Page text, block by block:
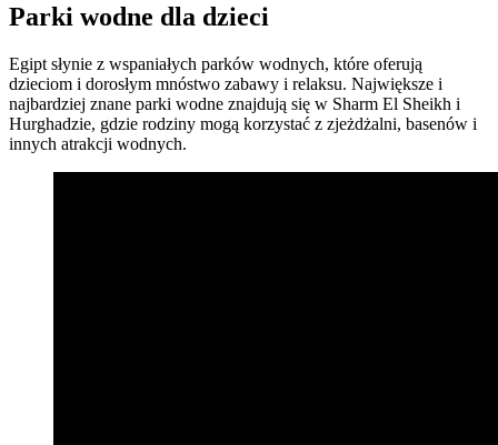
Parki wodne dla dzieci
Egipt słynie z wspaniałych parków wodnych, które oferują
dzieciom i dorosłym mnóstwo zabawy i relaksu. Największe i
najbardziej znane parki wodne znajdują się w Sharm El Sheikh i
Hurghadzie, gdzie rodziny mogą korzystać z zjeżdżalni, basenów i
innych atrakcji wodnych.